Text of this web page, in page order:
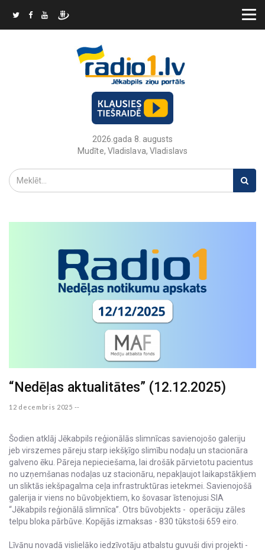
2026.gada 8. augusts
Mudīte, Vladislava, Vladislavs
“Nedēļas aktualitātes” (12.12.2025)
12 decembris 2025 --
Šodien atklāj Jēkabpils reģionālās slimnīcas savienojošo galeriju
jeb virszemes pāreju starp iekšķīgo slimību nodaļu un stacionāra
galveno ēku. Pāreja nepieciešama, lai drošāk pārvietotu pacientus
no uzņemšanas nodaļas uz stacionāru, nepakļaujot laikapstākļiem
un sliktās iekšpagalma ceļa infrastruktūras ietekmei. Savienojošā
galerija ir viens no būvobjektiem, ko šovasar īstenojusi SIA
“Jēkabpils reģionālā slimnīca”. Otrs būvobjekts - operāciju zāles
telpu bloka pārbūve. Kopējās izmaksas - 830 tūkstoši 659 eiro.
Līvānu novadā vislielāko iedzīvotāju atbalstu guvuši divi projekti -